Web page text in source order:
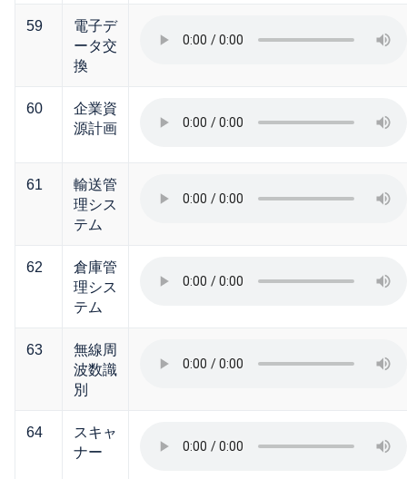
59
電子デ
ータ交
換
60
企業資
源計画
61
輸送管
理シス
テム
62
倉庫管
理シス
テム
63
無線周
波数識
別
64
スキャ
ナー